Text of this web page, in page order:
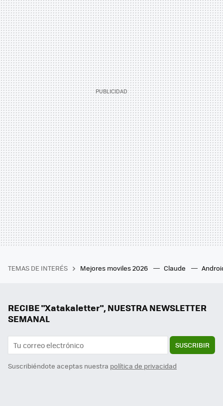
TEMAS DE INTERÉS Mejores moviles 2026 Claude
RECIBE "Xatakaletter", NUESTRA NEWSLETTER
SEMANAL
SUSCRIBIR
Suscribiéndote aceptas nuestra política de privacidad